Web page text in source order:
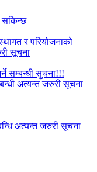
सकिन्छ
र परियोजनाको
सूचना
सम्बन्धी सुचना!!!
अत्यन्त जरुरी सूचना
अत्यन्त जरुरी सूचना